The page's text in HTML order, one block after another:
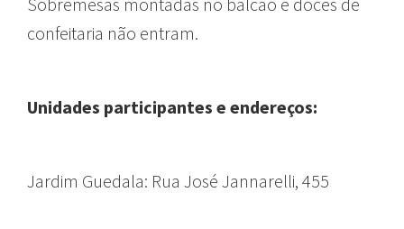
confeitaria não entram.
Unidades participantes e endereços:
Jardim Guedala: Rua José Jannarelli, 455